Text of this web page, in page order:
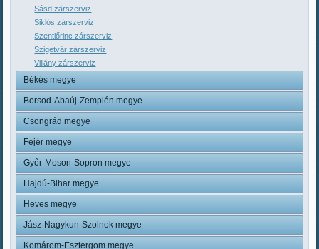
Sásd zárszerviz
Siklós zárszerviz
Szentlőrinc zárszerviz
Szigetvár zárszerviz
Villány zárszerviz
Békés megye
Borsod-Abaúj-Zemplén megye
Csongrád megye
Fejér megye
Győr-Moson-Sopron megye
Hajdú-Bihar megye
Heves megye
Jász-Nagykun-Szolnok megye
Komárom-Esztergom megye